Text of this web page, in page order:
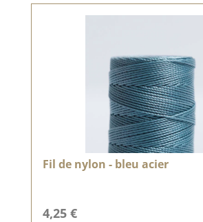
Fil de nylon - bleu acier
Prix régulier :
4,25 €